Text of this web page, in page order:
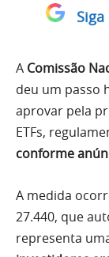
A Comissão
deu um passo
aprovar pela
ETFs,
conforme
A medida
27.440, que
representa